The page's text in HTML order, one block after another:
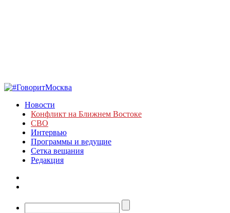
Новости
Конфликт на Ближнем Востоке
СВО
Интервью
Программы и ведущие
Сетка вещания
Редакция